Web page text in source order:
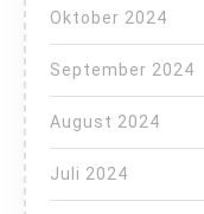
Oktober 2024
September 2024
August 2024
Juli 2024